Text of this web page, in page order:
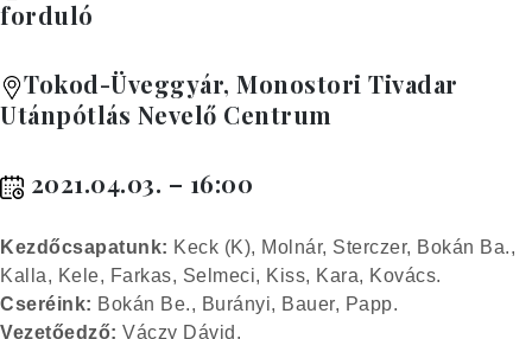
forduló
Tokod-Üveggyár, Monostori Tivadar
Utánpótlás Nevelő Centrum
2021.04.03. – 16:00
Kezdőcsapatunk: Keck (K), Molnár, Sterczer, Bokán Ba.,
Kalla, Kele, Farkas, Selmeci, Kiss, Kara, Kovács.
Cseréink: Bokán Be., Burányi, Bauer, Papp.
Vezetőedző: Váczy Dávid.